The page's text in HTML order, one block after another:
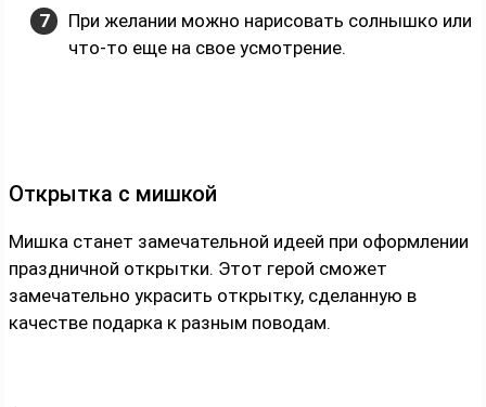
При желании можно нарисовать солнышко или
что-то еще на свое усмотрение.
Открытка с мишкой
Мишка станет замечательной идеей при оформлении
праздничной открытки. Этот герой сможет
замечательно украсить открытку, сделанную в
качестве подарка к разным поводам.